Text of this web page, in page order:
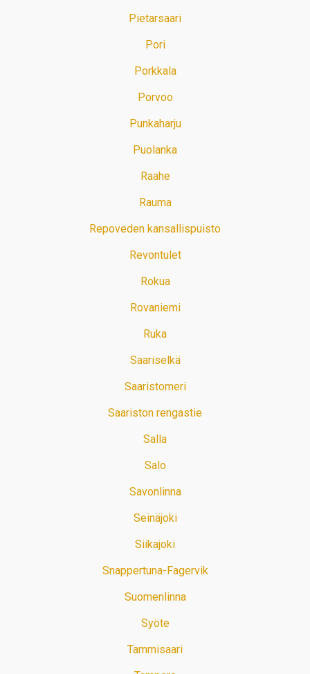
Pietarsaari
Pori
Porkkala
Porvoo
Punkaharju
Puolanka
Raahe
Rauma
Repoveden kansallispuisto
Revontulet
Rokua
Rovaniemi
Ruka
Saariselkä
Saaristomeri
Saariston rengastie
Salla
Salo
Savonlinna
Seinäjoki
Siikajoki
Snappertuna-Fagervik
Suomenlinna
Syöte
Tammisaari